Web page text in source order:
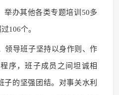
举办其他各类专题培训50多
106个。
领导班子坚持以身作则、作
序，班子成员之间坦诚相
子的坚强团结。对事关水利